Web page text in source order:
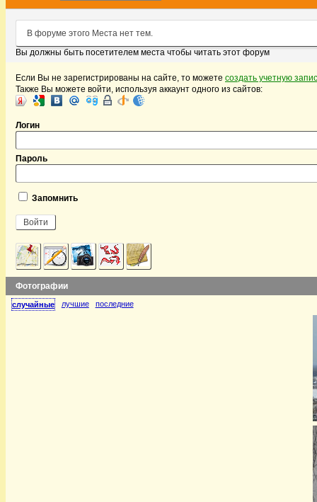
В форуме этого Места нет тем.
Вы должны быть посетителем места чтобы читать этот форум
Если Вы не зарегистрированы на сайте, то можете создать учетную
Также Вы можете войти, используя аккаунт одного из сайтов:
Логин
Пароль
Запомнить
Фотографии
случайные лучшие последние